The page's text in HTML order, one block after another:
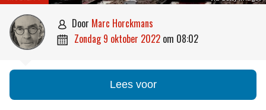
 door Marc Horckmans
 zondag 9 oktober 2022 om 08:02
Lees voor